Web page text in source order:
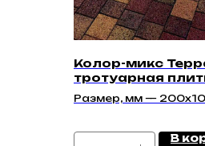
Колор-микс
тротуарная
40мм" | Гладкая
Размер, мм —
В